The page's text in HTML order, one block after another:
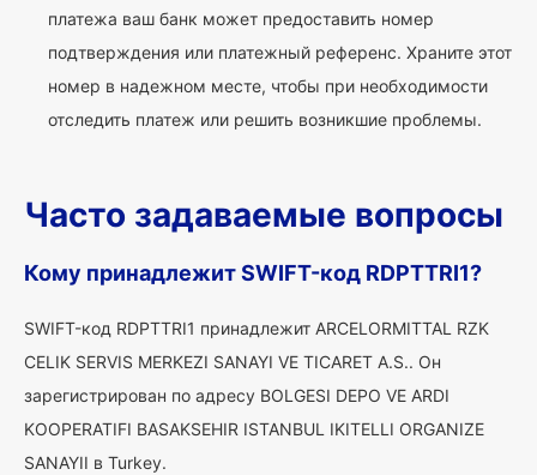
платежа ваш банк может предоставить номер
подтверждения или платежный референс. Храните этот
номер в надежном месте, чтобы при необходимости
отследить платеж или решить возникшие проблемы.
Часто задаваемые вопросы
Кому принадлежит SWIFT-код RDPTTRI1?
SWIFT-код RDPTTRI1 принадлежит ARCELORMITTAL RZK
CELIK SERVIS MERKEZI SANAYI VE TICARET A.S.. Он
зарегистрирован по адресу BOLGESI DEPO VE ARDI
KOOPERATIFI BASAKSEHIR ISTANBUL IKITELLI ORGANIZE
SANAYII в Turkey.